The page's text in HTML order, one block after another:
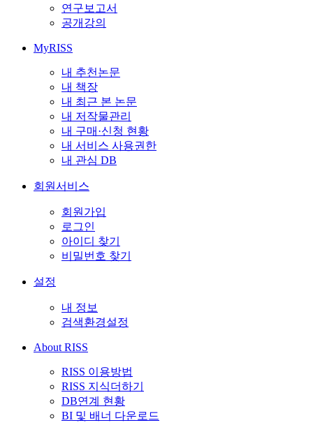
연구보고서
공개강의
MyRISS
내 추천논문
내 책장
내 최근 본 논문
내 저작물관리
내 구매·신청 현황
내 서비스 사용권한
내 관심 DB
회원서비스
회원가입
로그인
아이디 찾기
비밀번호 찾기
설정
내 정보
검색환경설정
About RISS
RISS 이용방법
RISS 지식더하기
DB연계 현황
BI 및 배너 다운로드